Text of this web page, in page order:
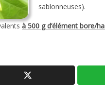
sablonneuses).
à 500 g d’élément bore/ha